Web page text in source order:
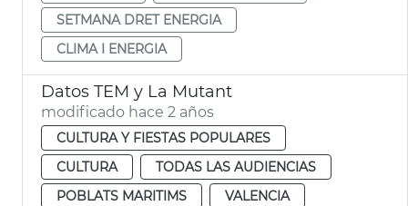
SETMANA DRET ENERGIA
CLIMA I ENERGIA
Datos TEM y La Mutant
modificado hace 2 años
CULTURA Y FIESTAS POPULARES
CULTURA
TODAS LAS AUDIENCIAS
POBLATS MARITIMS
VALENCIA